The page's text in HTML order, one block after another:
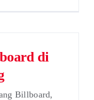
di
Billboard,